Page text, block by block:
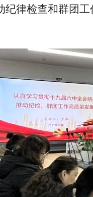
纪律检查和群团